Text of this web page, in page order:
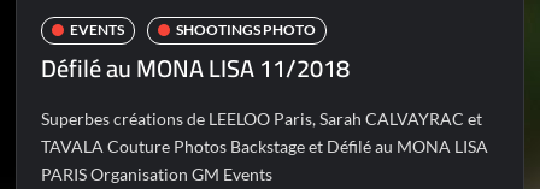
EVENTS SHOOTINGS PHOTO
Défilé au MONA LISA 11/2018
Superbes créations de LEELOO Paris, Sarah CALVAYRAC et
TAVALA Couture Photos Backstage et Défilé au MONA LISA
PARIS Organisation GM Events